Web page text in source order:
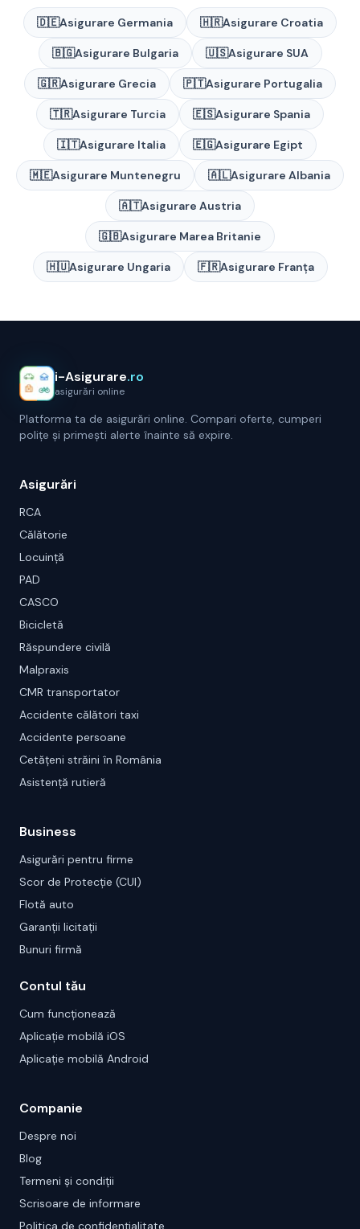
🇩🇪Asigurare Germania 🇭🇷Asigurare Croatia
🇧🇬Asigurare Bulgaria 🇺🇸Asigurare SUA
🇬🇷Asigurare Grecia 🇵🇹Asigurare Portugalia
🇹🇷Asigurare Turcia 🇪🇸Asigurare Spania
🇮🇹Asigurare Italia 🇪🇬Asigurare Egipt
🇲🇪Asigurare Muntenegru 🇦🇱Asigurare Albania
🇦🇹Asigurare Austria
🇬🇧Asigurare Marea Britanie
🇭🇺Asigurare Ungaria 🇫🇷Asigurare Franța
i-Asigurare.ro
asigurări online
Platforma ta de asigurări online. Compari oferte, cumperi
polițe și primești alerte înainte să expire.
Asigurări
RCA
Călătorie
Locuință
PAD
CASCO
Bicicletă
Răspundere civilă
Malpraxis
CMR transportator
Accidente călători taxi
Accidente persoane
Cetățeni străini în România
Asistență rutieră
Business
Asigurări pentru firme
Scor de Protecție (CUI)
Flotă auto
Garanții licitații
Bunuri firmă
Contul tău
Cum funcționează
Aplicație mobilă iOS
Aplicație mobilă Android
Companie
Despre noi
Blog
Termeni și condiții
Scrisoare de informare
Politica de confidențialitate